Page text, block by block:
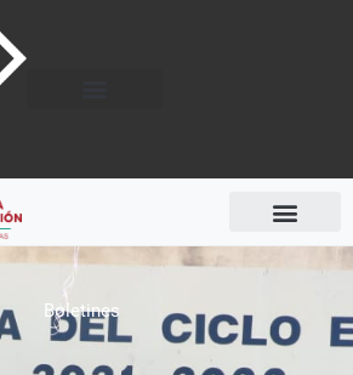
Boletines